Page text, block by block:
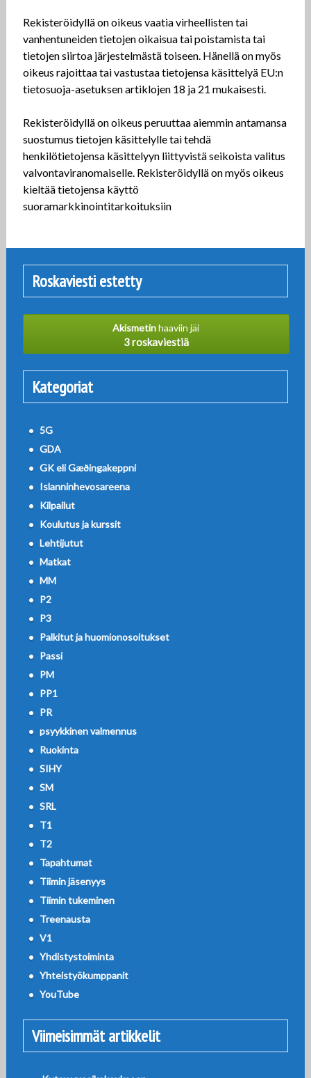
Rekisteröidyllä on oikeus vaatia virheellisten tai
vanhentuneiden tietojen oikaisua tai poistamista tai
tietojen siirtoa järjestelmästä toiseen. Hänellä on myös
oikeus rajoittaa tai vastustaa tietojensa käsittelyä EU:n
tietosuoja-asetuksen artiklojen 18 ja 21 mukaisesti.
Rekisteröidyllä on oikeus peruuttaa aiemmin antamansa
suostumus tietojen käsittelylle tai tehdä
henkilötietojensa käsittelyyn liittyvistä seikoista valitus
valvontaviranomaiselle. Rekisteröidyllä on myös oikeus
kieltää tietojensa käyttö
suoramarkkinointitarkoituksiin
Roskaviesti estetty
Akismetinhaaviin jäi
3 roskaviestiä
Kategoriat
5G
GDA
GK eli Gæðingakeppni
Islanninhevosareena
Kilpailut
Koulutus ja kurssit
Lehtijutut
Matkat
MM
P2
P3
Palkitut ja huomionosoitukset
Passi
PM
PP1
PR
psyykkinen valmennus
Ruokinta
SIHY
SM
SRL
T1
T2
Tapahtumat
Tiimin jäsenyys
Tiimin tukeminen
Treenausta
V1
Yhdistystoiminta
Yhteistyökumppanit
YouTube
Viimeisimmät artikkelit